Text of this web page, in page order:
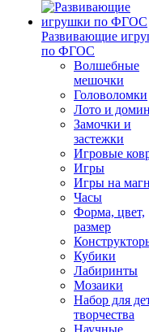
Развивающие
по ФГОС
Волшебные
мешочки
Головоломки
Лото и
Замочки и
застежки
Игровые
Игры
Игры на
Часы
Форма, цвет,
размер
Кубики
Лабиринты
Мозаики
Набор для
творчества
Научные